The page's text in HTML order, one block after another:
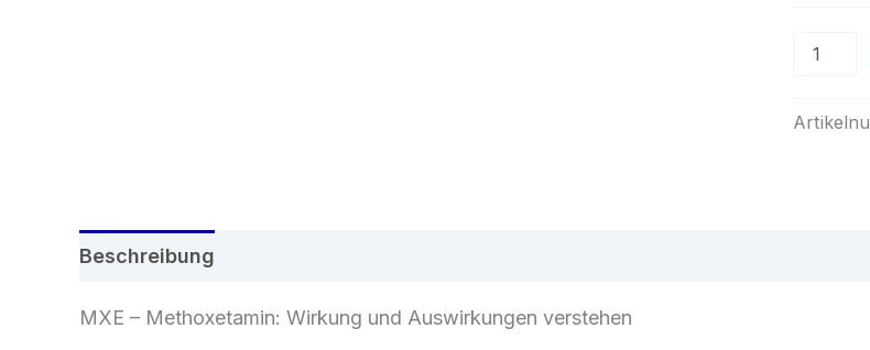
Beschreibung
MXE – Methoxetamin: Wirkung und Auswirkungen verstehen